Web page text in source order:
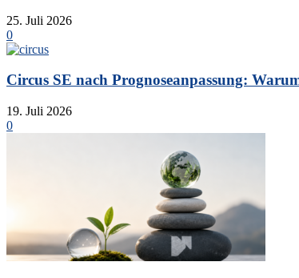
25. Juli 2026
0
Circus SE nach Prognoseanpassung:
19. Juli 2026
0